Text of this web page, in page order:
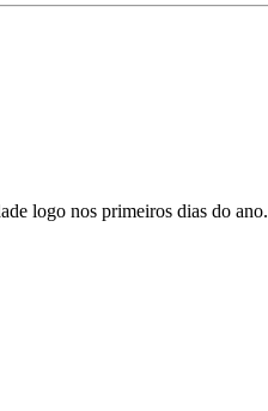
logo nos primeiros dias do ano.